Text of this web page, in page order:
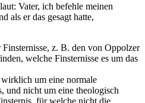
Vater, ich befehle meinen
als er das gesagt hatte,
z. B. den von Oppolzer
welche Finsternisse es um das
wirklich um eine normale
und nicht um eine theologisch
für welche nicht die